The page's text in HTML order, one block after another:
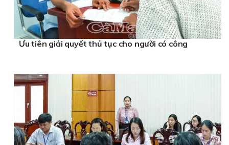
Ưu tiên giải quyết thủ tục cho người có công